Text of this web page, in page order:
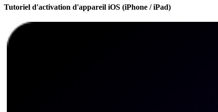
Tutoriel d'activation d'appareil iOS (iPhone / iPad)